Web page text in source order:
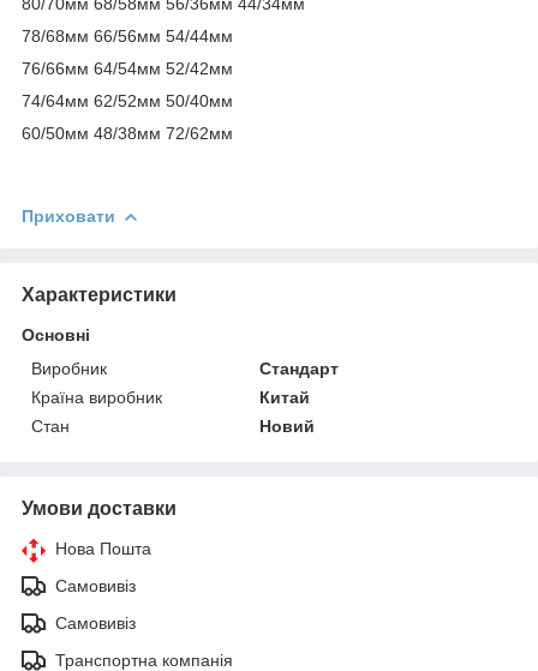
78/68мм 66/56мм 54/44мм
76/66мм 64/54мм 52/42мм
74/64мм 62/52мм 50/40мм
60/50мм 48/38мм 72/62мм
Приховати
Характеристики
Основні
Виробник
Стандарт
Країна виробник
Китай
Стан
Новий
Умови доставки
Нова Пошта
Самовивіз
Самовивіз
Транспортна компанія